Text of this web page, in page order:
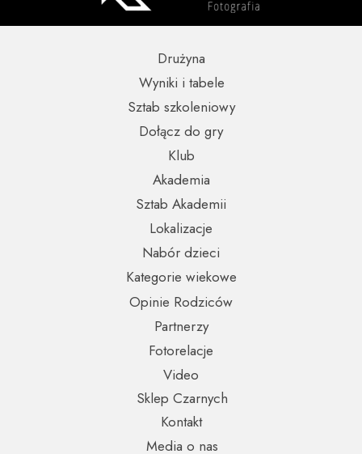
Partnerzy
Opinie Rodziców
Nabór dzieci
Wyniki i tabele
Sklep Czarnych
Video
Fotorelacje
Kontakt
Media o nas
Kategorie wiekowe
Lokalizacje
Sztab szkoleniowy
Sztab Akademii
Dołącz do gry
Drużyna
Akademia
Klub